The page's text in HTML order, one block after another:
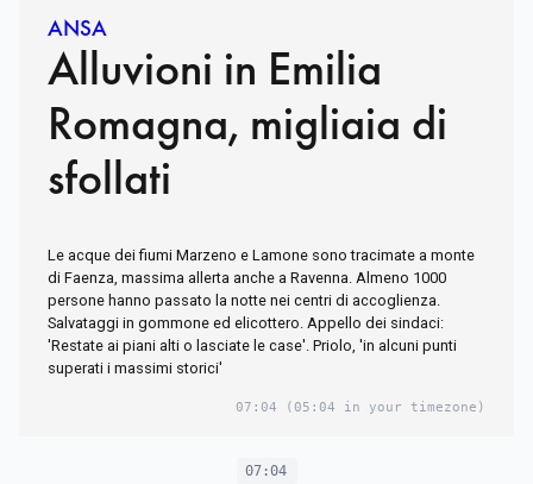
ANSA
Alluvioni in Emilia
Romagna, migliaia di
sfollati
Le acque dei fiumi Marzeno e Lamone sono tracimate a monte
di Faenza, massima allerta anche a Ravenna. Almeno 1000
persone hanno passato la notte nei centri di accoglienza.
Salvataggi in gommone ed elicottero. Appello dei sindaci:
'Restate ai piani alti o lasciate le case'. Priolo, 'in alcuni punti
superati i massimi storici'
07:04 (05:04 in your timezone)
07:04